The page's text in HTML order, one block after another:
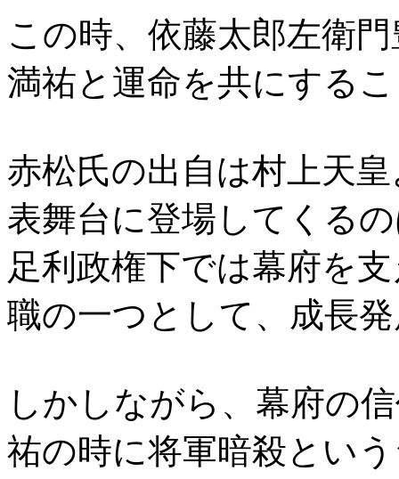
この時、依藤太郎左衛
満祐と運命を共にする
赤松氏の出自は村上天
表舞台に登場してくる
足利政権下では幕府を
職の一つとして、成長
しかしながら、幕府の
祐の時に将軍暗殺とい